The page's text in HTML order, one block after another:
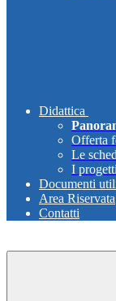
Didattica
Offerta
Le
I
Documenti
Area Riservata
Contatti